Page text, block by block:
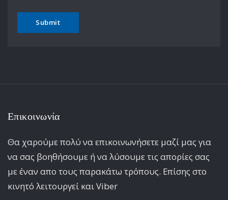
Επικοινωνία
Θα χαρούμε πολύ να επικοινωνήσετε μαζί μας για
να σας βοηθήσουμε ή να λύσουμε τις απορίες σας
με έναν απο τους παρακάτω τρόπους. Επίσης στο
κινητό λειτoυργεί και Viber